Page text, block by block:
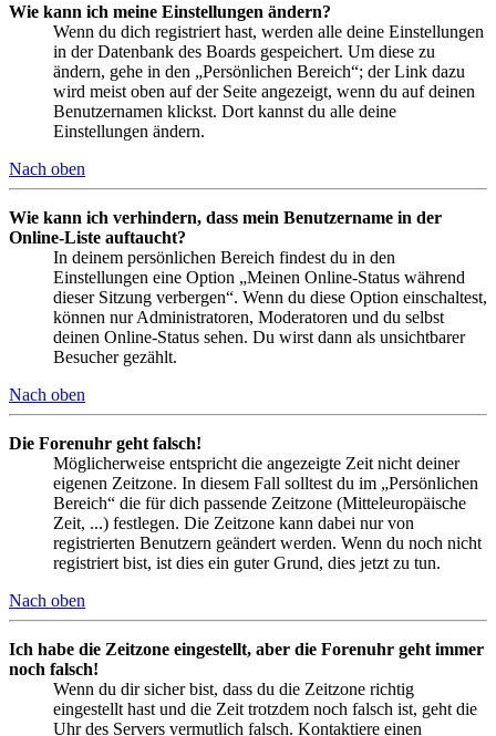
Wie kann ich meine Einstellungen ändern?
Wenn du dich registriert hast, werden alle deine Einstellungen
in der Datenbank des Boards gespeichert. Um diese zu
ändern, gehe in den „Persönlichen Bereich“; der Link dazu
wird meist oben auf der Seite angezeigt, wenn du auf deinen
Benutzernamen klickst. Dort kannst du alle deine
Einstellungen ändern.
Nach oben
Wie kann ich verhindern, dass mein Benutzername in der
Online-Liste auftaucht?
In deinem persönlichen Bereich findest du in den
Einstellungen eine Option „Meinen Online-Status während
dieser Sitzung verbergen“. Wenn du diese Option einschaltest,
können nur Administratoren, Moderatoren und du selbst
deinen Online-Status sehen. Du wirst dann als unsichtbarer
Besucher gezählt.
Nach oben
Die Forenuhr geht falsch!
Möglicherweise entspricht die angezeigte Zeit nicht deiner
eigenen Zeitzone. In diesem Fall solltest du im „Persönlichen
Bereich“ die für dich passende Zeitzone (Mitteleuropäische
Zeit, ...) festlegen. Die Zeitzone kann dabei nur von
registrierten Benutzern geändert werden. Wenn du noch nicht
registriert bist, ist dies ein guter Grund, dies jetzt zu tun.
Nach oben
Ich habe die Zeitzone eingestellt, aber die Forenuhr geht immer
noch falsch!
Wenn du dir sicher bist, dass du die Zeitzone richtig
eingestellt hast und die Zeit trotzdem noch falsch ist, geht die
Uhr des Servers vermutlich falsch. Kontaktiere einen